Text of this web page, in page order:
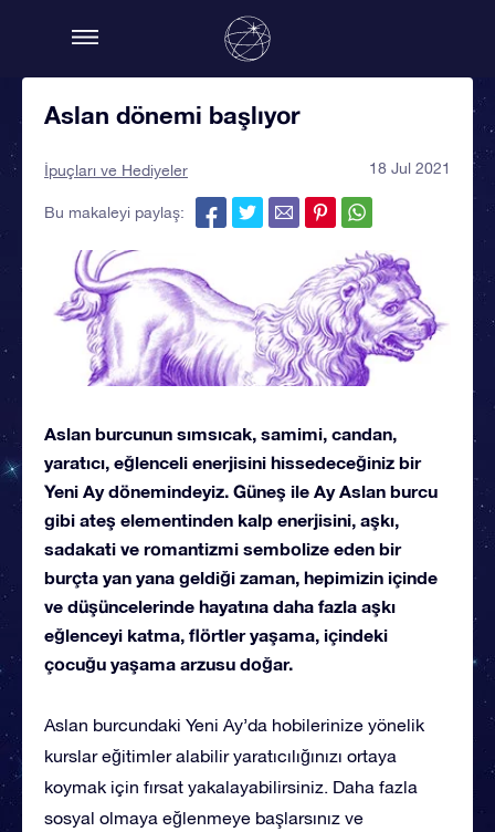
Aslan dönemi başlıyor
İpuçları ve Hediyeler 18 Jul 2021
Bu makaleyi paylaş:
Aslan burcunun sımsıcak, samimi, candan,
yaratıcı, eğlenceli enerjisini hissedeceğiniz bir
Yeni Ay dönemindeyiz. Güneş ile Ay Aslan burcu
gibi ateş elementinden kalp enerjisini, aşkı,
sadakati ve romantizmi sembolize eden bir
burçta yan yana geldiği zaman, hepimizin içinde
ve düşüncelerinde hayatına daha fazla aşkı
eğlenceyi katma, flörtler yaşama, içindeki
çocuğu yaşama arzusu doğar.
Aslan burcundaki Yeni Ay’da hobilerinize yönelik
kurslar eğitimler alabilir yaratıcılığınızı ortaya
koymak için fırsat yakalayabilirsiniz. Daha fazla
sosyal olmaya eğlenmeye başlarsınız ve